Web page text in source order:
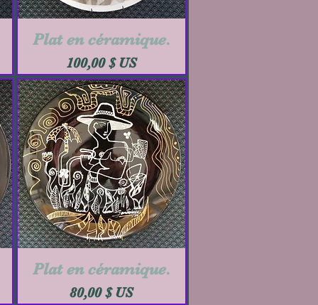
Aperçu rapide
Plat en céramique.
Prix
100,00 $ US
Aperçu rapide
Plat en céramique.
Prix
80,00 $ US